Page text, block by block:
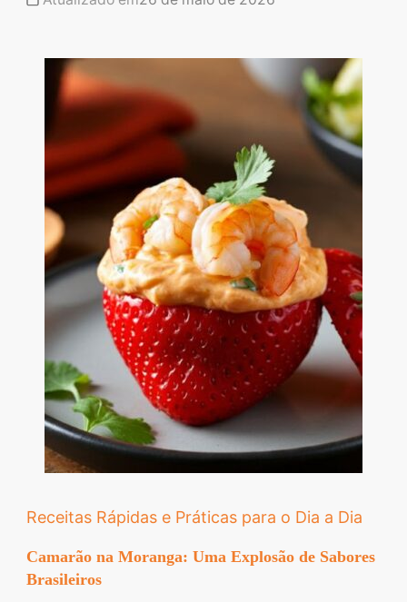
Receitas Rápidas e Práticas para o Dia a Dia
Camarão na Moranga: Uma Explosão de Sabores
Brasileiros